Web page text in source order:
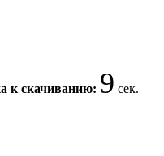
к скачиванию: 9 сек.